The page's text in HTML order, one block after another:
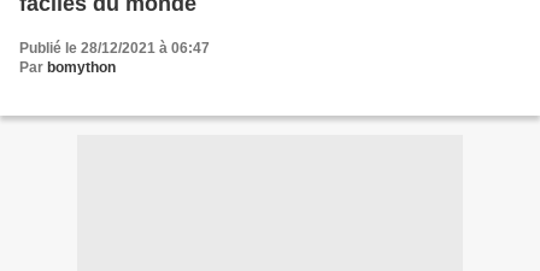
Publié le 28/12/2021 à 06:47
Par bomython